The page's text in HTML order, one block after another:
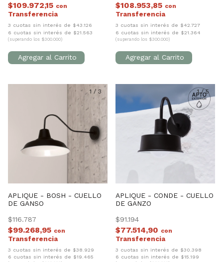
$109.972,15 con
3 cuotas sin interés de $43.126
6 cuotas sin interés de $21.563
(superando los $300.000)
$108.953,85 con
3 cuotas sin interés de $42.727
6 cuotas sin interés de $21.364
(superando los $300.000)
1 / 3
APLIQUE - BOSH - CUELLO
DE GANSO
$116.787
$99.268,95 con
3 cuotas sin interés de $38.929
6 cuotas sin interés de $19.465
1/5
APLIQUE - CONDE - CUELLO
DE GANZO
$91.194
$77.514,90 con
3 cuotas sin interés de $30.398
6 cuotas sin interés de $15.199